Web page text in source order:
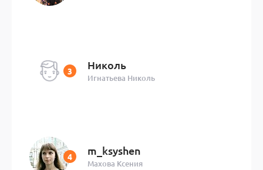
Николь
Игнатьева Николь
m_ksyshen
Махова Ксения